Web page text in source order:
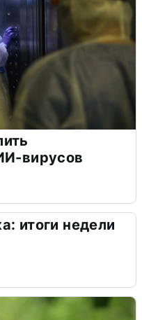
вирусов
итоги недели